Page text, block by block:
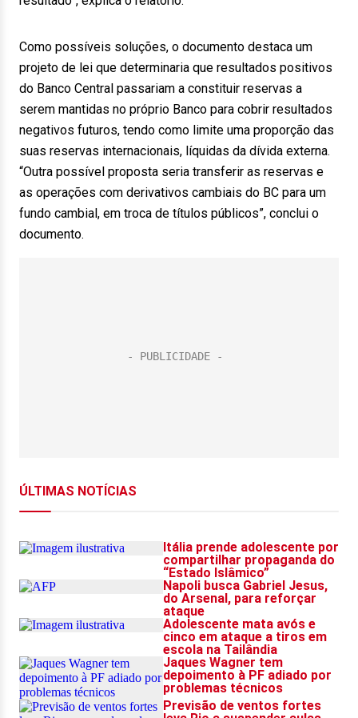
Como possíveis soluções, o documento destaca um
projeto de lei que determinaria que resultados positivos
do Banco Central passariam a constituir reservas a
serem mantidas no próprio Banco para cobrir resultados
negativos futuros, tendo como limite uma proporção das
suas reservas internacionais, líquidas da dívida externa.
“Outra possível proposta seria transferir as reservas e
as operações com derivativos cambiais do BC para um
fundo cambial, em troca de títulos públicos”, conclui o
documento.